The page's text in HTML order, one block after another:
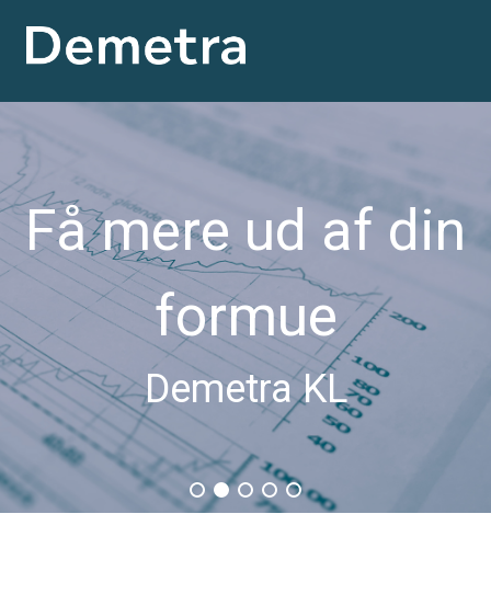
Få mere ud af din
formue
Demetra KL